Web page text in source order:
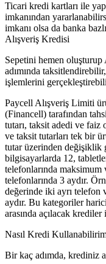
Ticari kredi kartları ile
imkanından
imkanı olsa da banka
Alışveriş Kredisi
Sepetini hemen
adımında
işlemlerini
Paycell Alışveriş Limiti
(Financell) tarafından
tutarı, taksit adedi ve faiz
ve taksit tutarları tek bir
tutar üzerinden değişiklik
bilgisayarlarda 12,
telefonlarında
telefonlarında 3 aydır.
değerinde iki ayrı telefon
aydır. Bu kategoriler
arasında açılacak krediler
Nasıl Kredi
Bir kaç adımda, krediniz